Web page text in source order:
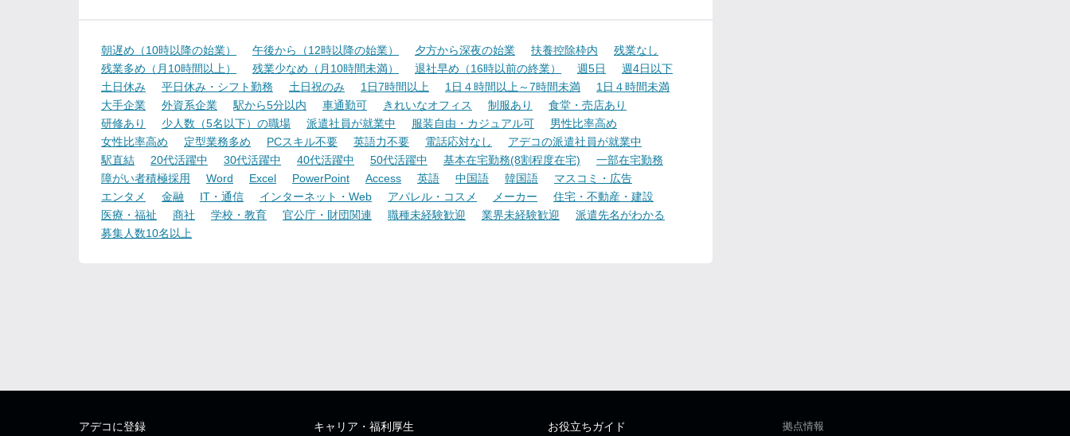
朝遅め（10時以降の始業） 午後から（12時以降の始業） 夕方から深夜の始業 扶養控除枠内
残業なし
残業多め（月10時間以上）
残業少なめ（月10時間未満） 退社早め（16時以前の終業） 週5日
週4日以下
土日休み
平日休み・シフト勤務 土日祝のみ 1日7時間以上 1日４時間以上～7時間未満
1日４時間未満
大手企業
外資系企業 駅から5分以内 車通勤可 きれいなオフィス 制服あり
食堂・売店あり
研修あり
少人数（5名以下）の職場 派遣社員が就業中 服装自由・カジュアル可
男性比率高め
女性比率高め
定型業務多め PCスキル不要 英語力不要 電話応対なし
アデコの派遣社員が就業中
駅直結
20代活躍中 30代活躍中 40代活躍中 50代活躍中 基本在宅勤務(8割程度在宅)
一部在宅勤務
障がい者積極採用
Word Excel PowerPoint Access 英語 中国語 韓国語
マスコミ・広告
エンタメ
金融 IT・通信 インターネット・Web アパレル・コスメ メーカー
住宅・不動産・建設
医療・福祉
商社 学校・教育 官公庁・財団関連 職種未経験歓迎 業界未経験歓迎
派遣先名がわかる
募集人数10名以上
アデコに登録
キャリア・福利厚生 お役立ちガイド
拠点情報